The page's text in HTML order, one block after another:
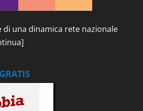
di una dinamica rete nazionale